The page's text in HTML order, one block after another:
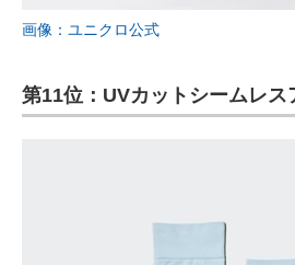
画像：ユニクロ公式
第11位：UVカットシームレス